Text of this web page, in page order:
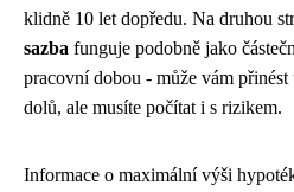
klidně 10 let dopředu. Na druhou
sazba funguje podobně jako
pracovní dobou - může vám
dolů, ale musíte počítat i s rizikem.
Informace o maximální výši